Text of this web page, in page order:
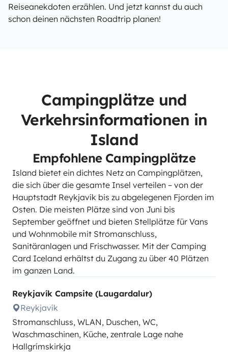
Reiseanekdoten erzählen. Und jetzt kannst du auch
schon deinen nächsten Roadtrip planen!
Campingplätze und
Verkehrsinformationen in
Island
Empfohlene Campingplätze
Island bietet ein dichtes Netz an Campingplätzen,
die sich über die gesamte Insel verteilen – von der
Hauptstadt Reykjavík bis zu abgelegenen Fjorden im
Osten. Die meisten Plätze sind von Juni bis
September geöffnet und bieten Stellplätze für Vans
und Wohnmobile mit Stromanschluss,
Sanitäranlagen und Frischwasser. Mit der Camping
Card Iceland erhältst du Zugang zu über 40 Plätzen
im ganzen Land.
Reykjavík Campsite (Laugardalur)
Reykjavík
Stromanschluss, WLAN, Duschen, WC,
Waschmaschinen, Küche, zentrale Lage nahe
Hallgrímskirkja